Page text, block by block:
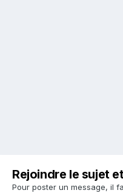
Rejoindre le sujet
Pour poster un message, il